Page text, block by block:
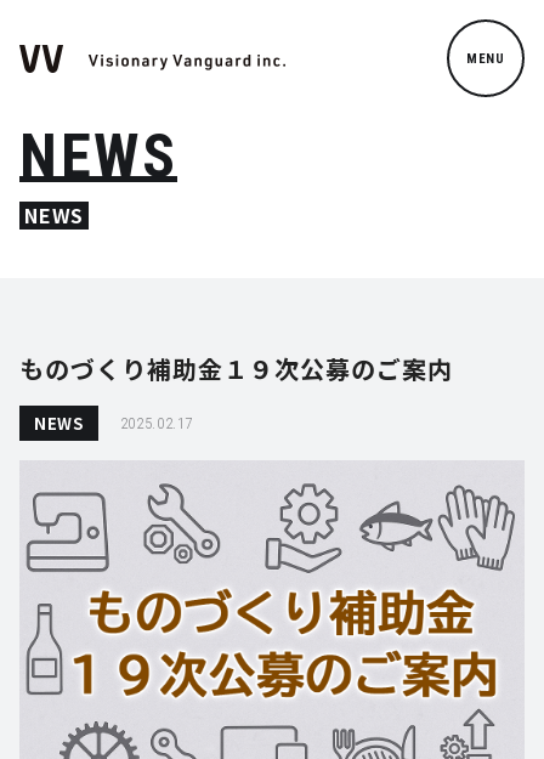
MENU
NEWS
NEWS
ものづくり補助金１９次公募のご案内
NEWS 2025.02.17